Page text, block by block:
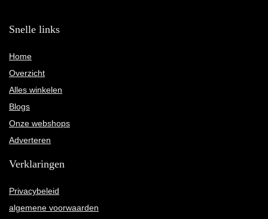
Snelle links
Home
Overzicht
Alles winkelen
Blogs
Onze webshops
Adverteren
Verklaringen
Privacybeleid
algemene voorwaarden